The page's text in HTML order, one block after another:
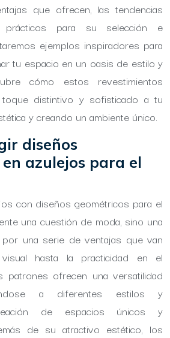
que ofrecen, las tendencias
prácticos para su selección e
ejemplos inspiradores para
tu espacio en un oasis de estilo y
cómo estos revestimientos
distintivo y sofisticado a tu
y creando un ambiente único.
diseños
azulejos para el
con diseños geométricos para el
una cuestión de moda, sino una
una serie de ventajas que van
hasta la practicidad en el
patrones ofrecen una versatilidad
a diferentes estilos y
de espacios únicos y
de su atractivo estético, los